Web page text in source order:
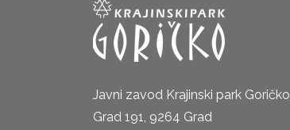
Javni zavod Krajinski park Goričko
Grad 191, 9264 Grad